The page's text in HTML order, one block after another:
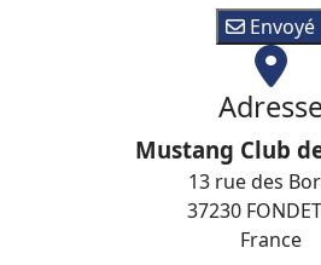
Envoyé
Adresse
Mustang Club
13 rue des
37230
France